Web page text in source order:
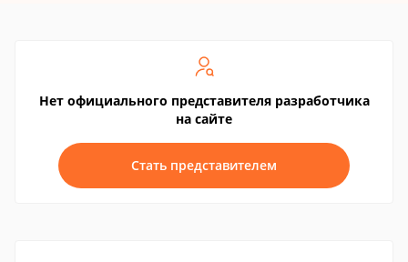
Нет официального представителя разработчика
на сайте
Стать представителем